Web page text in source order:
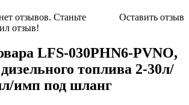
Оставить отзыв
отзывов. Станьте
отзыв!
LFS-030PHN6-PVNO,
топлива 2-30л/
имп под шланг